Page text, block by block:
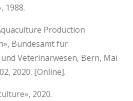
1988.
Production
Bundesamt für
Veterinärwesen, Bern, Mai
2020. [Online].
2020.